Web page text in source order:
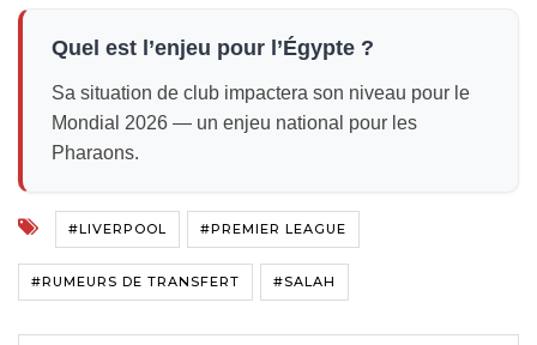
Quel est l’enjeu pour l’Égypte ?
Sa situation de club impactera son niveau pour le
Mondial 2026 — un enjeu national pour les
Pharaons.
#LIVERPOOL #PREMIER LEAGUE
#RUMEURS DE TRANSFERT #SALAH